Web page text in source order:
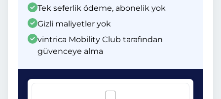
Tek seferlik ödeme, abonelik yok
Gizli maliyetler yok
vintrica Mobility Club tarafından
güvenceye alma